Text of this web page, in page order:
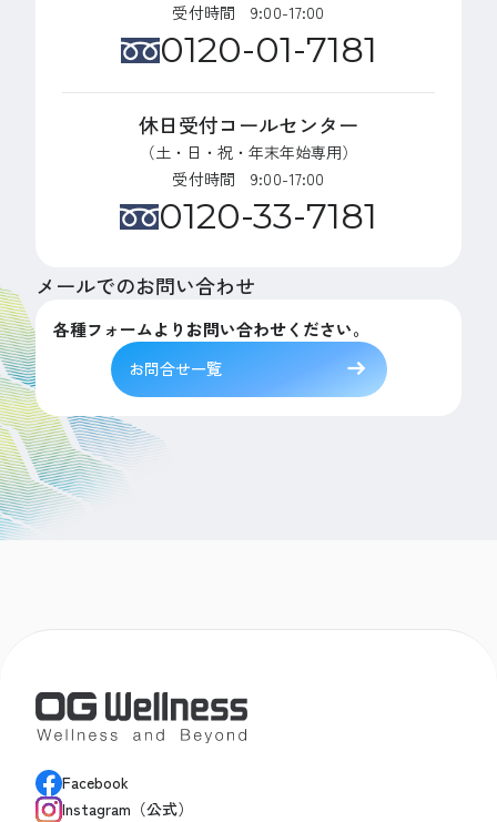
受付時間 9:00-17:00
0120-01-7181
休日受付コールセンター
（土・日・祝・年末年始専用）
受付時間 9:00-17:00
0120-33-7181
メールでのお問い合わせ
各種フォームよりお問い合わせください。
お問合せ一覧
Facebook
Instagram（公式）